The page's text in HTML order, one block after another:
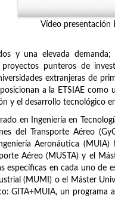
Vídeo presentación
y una elevada
punteros de
extranjeras de
a la ETSIAE
y el desarrollo tecnológico
en Ingeniería en
del Transporte Aéreo
Aeronáutica
Aéreo (MUSTA) y el
específicas en cada uno de
(MUMI) o el Máster
GITA+MUIA, un